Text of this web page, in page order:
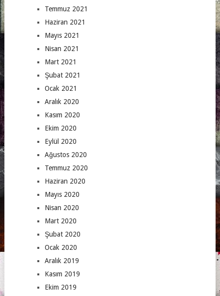
Temmuz 2021
Haziran 2021
Mayıs 2021
Nisan 2021
Mart 2021
Şubat 2021
Ocak 2021
Aralık 2020
Kasım 2020
Ekim 2020
Eylül 2020
Ağustos 2020
Temmuz 2020
Haziran 2020
Mayıs 2020
Nisan 2020
Mart 2020
Şubat 2020
Ocak 2020
Aralık 2019
Kasım 2019
Ekim 2019